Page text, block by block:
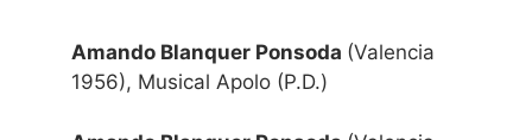
Amando Blanquer Ponsoda (Valencia
1956), Musical Apolo (P.D.)